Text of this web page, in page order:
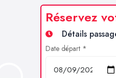
Réservez
Détails
Date départ *